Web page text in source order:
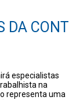
DA
especialistas
na
representa uma